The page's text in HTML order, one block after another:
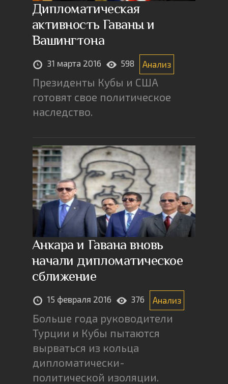
Дипломатическая
активность Гаваны и
Вашингтона
31 марта 2016 598 Анализ
Президенты Кубы и США
готовят свое политическое
наследство.
Анкара и Гавана вновь
начали дипломатическое
сближение
15 февраля 2016 376 Анализ
Больше года руководители
Турции и Кубы пытаются
вырваться из кольца
дипломатически-
политической изоляции.